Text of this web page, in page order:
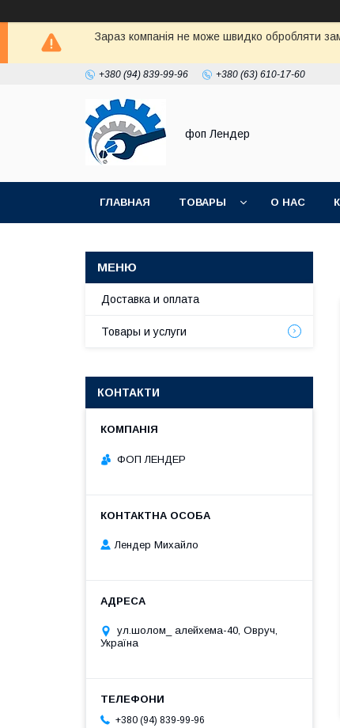
Зараз компанія не може швидко обробляти
+380 (94) 839-99-96 +380 (63) 610-17-60
фоп Лендер
ГЛАВНАЯ ТОВАРЫ О НАС
Доставка и оплата
Товары и услуги
КОНТАКТИ
ФОП ЛЕНДЕР
Лендер Михайло
ул.шолом_ алейхема-40, Овруч,
Україна
+380 (94) 839-99-96